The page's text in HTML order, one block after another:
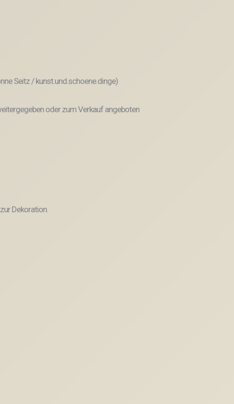
Seitz / kunst.und.schoene.dinge)
oder zum Verkauf angeboten
Dekoration.